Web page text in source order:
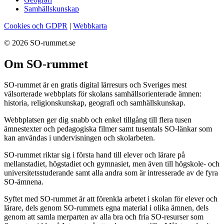
Samhällskunskap
Cookies och GDPR | Webbkarta
© 2026 SO-rummet.se
Om SO-rummet
SO-rummet är en gratis digital lärresurs och Sveriges mest
välsorterade webbplats för skolans samhällsorienterade ämnen:
historia, religionskunskap, geografi och samhällskunskap.
Webbplatsen ger dig snabb och enkel tillgång till flera tusen
ämnestexter och pedagogiska filmer samt tusentals SO-länkar som
kan användas i undervisningen och skolarbeten.
SO-rummet riktar sig i första hand till elever och lärare på
mellanstadiet, högstadiet och gymnasiet, men även till högskole- och
universitetsstuderande samt alla andra som är intresserade av de fyra
SO-ämnena.
Syftet med SO-rummet är att förenkla arbetet i skolan för elever och
lärare, dels genom SO-rummets egna material i olika ämnen, dels
genom att samla merparten av alla bra och fria SO-resurser som